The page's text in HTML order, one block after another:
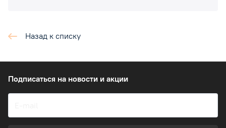
Назад к списку
Подписаться на новости и акции